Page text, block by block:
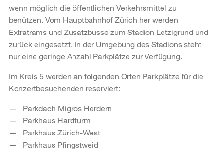
wenn möglich die öffentlichen Verkehrsmittel zu
benützen. Vom Hauptbahnhof Zürich her werden
Extratrams und Zusatzbusse zum Stadion Letzigrund und
zurück eingesetzt. In der Umgebung des Stadions steht
nur eine geringe Anzahl Parkplätze zur Verfügung.
Im Kreis 5 werden an folgenden Orten Parkplätze für die
Konzertbesuchenden reserviert:
Parkdach Migros Herdern
Parkhaus Hardturm
Parkhaus Zürich-West
Parkhaus Pfingstweid